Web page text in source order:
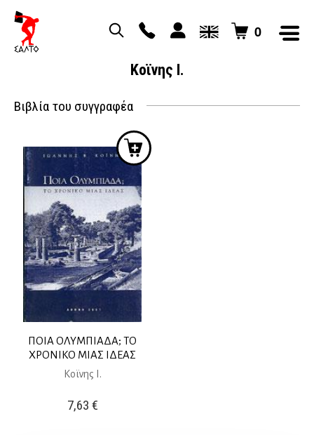
0
Κοϊνης Ι.
Βιβλία του συγγραφέα
ΠΟΙΑ ΟΛΥΜΠΙΑΔΑ; ΤΟ
ΧΡΟΝΙΚΟ ΜΙΑΣ ΙΔΕΑΣ
Κοϊνης Ι.
7,63 €